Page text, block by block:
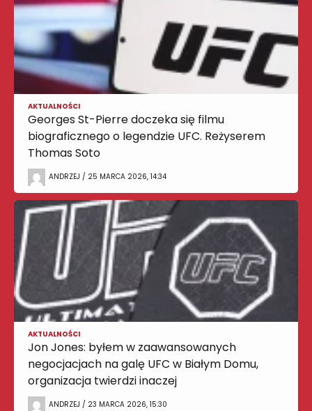
AKTUALNOŚCI
Georges St-Pierre doczeka się filmu
biograficznego o legendzie UFC. Reżyserem
Thomas Soto
ANDRZEJ / 25 MARCA 2026, 14:34
AKTUALNOŚCI
Jon Jones: byłem w zaawansowanych
negocjacjach na galę UFC w Białym Domu,
organizacja twierdzi inaczej
ANDRZEJ / 23 MARCA 2026, 15:30